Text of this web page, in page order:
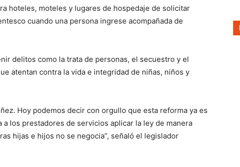
hoteles, moteles y lugares de hospedaje de solicitar
cuando una persona ingrese acompañada de
delitos como la trata de personas, el secuestro y el
atentan contra la vida e integridad de niñas, niños y
Hoy podemos decir con orgullo que esta reforma ya es
a los prestadores de servicios aplicar la ley de manera
hijas e hijos no se negocia”, señaló el legislador